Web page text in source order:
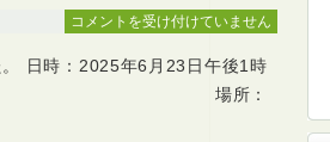
2025
度
コメントを受け付けていません
日時：2025年6月23日午後1時
場所：